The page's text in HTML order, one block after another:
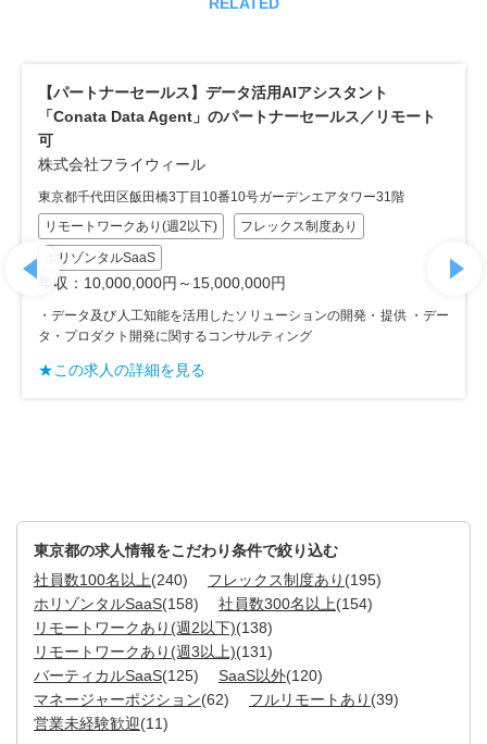
RELATED
【パートナーセールス】データ活用AIアシスタント
「Conata Data Agent」のパートナーセールス／リモート
可
株式会社フライウィール
東京都千代田区飯田橋3丁目10番10号ガーデンエアタワー31階
リモートワークあり(週2以下)
フレックス制度あり
ホリゾンタルSaaS
年収：10,000,000円～15,000,000円
・データ及び人工知能を活用したソリューションの開発・提供 ・デー
タ・プロダクト開発に関するコンサルティング
★この求人の詳細を見る
東京都の求人情報をこだわり条件で絞り込む
社員数100名以上(240) フレックス制度あり (195)
ホリゾンタルSaaS(158) 社員数300名以上(154)
リモートワークあり(週2以下)(138)
リモートワークあり(週3以上)(131)
バーティカルSaaS(125) SaaS以外(120)
マネージャーポジション(62) フルリモートあり (39)
営業未経験歓迎(11)